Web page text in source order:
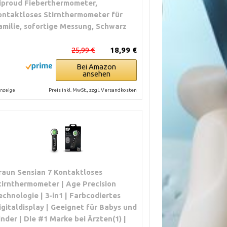
Fieberthermometer,
Stirnthermometer für
sofortige Messung, Schwarz
18,99 €
25,99 €
Bei Amazon
ansehen
Preis inkl. MwSt., zzgl. Versandkosten
Sensian 7 Kontaktloses
| Age Precision
| 3-in1 | Farbcodiertes
| Geeignet für Babys und
| Die #1 Marke bei Ärzten(1) |